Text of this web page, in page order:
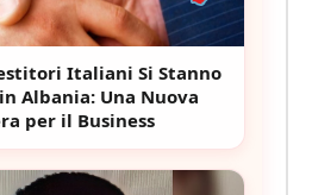
Italiani Si Stanno
Albania: Una Nuova
per il Business